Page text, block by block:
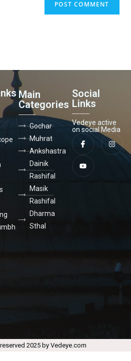
Main
Categories
Gochar
Muhrat
Ankshastra
Dainik
Rashifal
Masik
Rashifal
Dharma
Sthal
Social
Links
Vedeye active
on social Media
2025 by Vedeye.com